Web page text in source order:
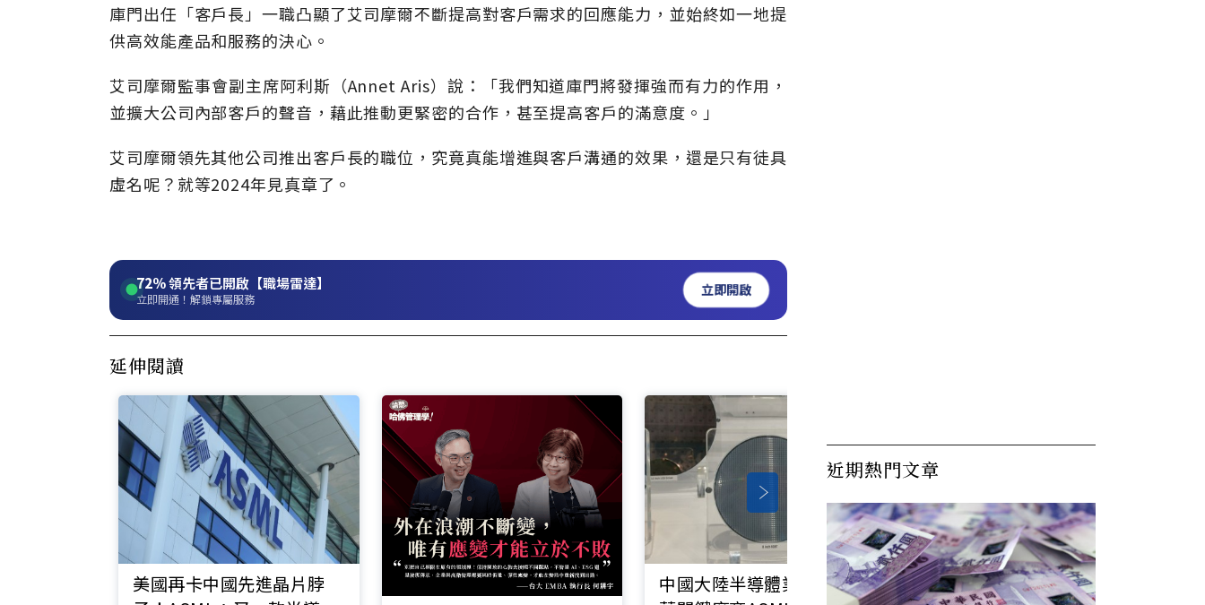
庫門出任「客戶長」一職凸顯了艾司摩爾不斷提高對客戶需求的回應能力，並始終如一地提
供高效能產品和服務的決心。
艾司摩爾監事會副主席阿利斯（Annet Aris）說：「我們知道庫門將發揮強而有力的作用，
並擴大公司內部客戶的聲音，藉此推動更緊密的合作，甚至提高客戶的滿意度。」
艾司摩爾領先其他公司推出客戶長的職位，究竟真能增進與客戶溝通的效果，還是只有徒具
虛名呢？就等2024年見真章了。
72%領先者已開啟【職場雷達】
立即開通！解鎖專屬服務
立即開啟
延伸閱讀
美國再卡中國先進晶片脖
中國大陸半導體業玩完？荷
ASML總部選在這！荷蘭小
近期熱門文章